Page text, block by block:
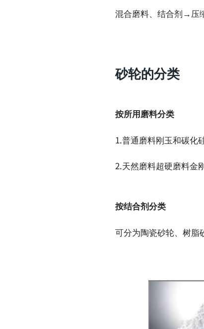
混合磨料、结合剂→
砂轮的分类
按所用磨料分类
1.普通磨料刚玉和碳化
2.天然磨料超硬磨料金
按结合剂分类
可分为陶瓷砂轮、树脂